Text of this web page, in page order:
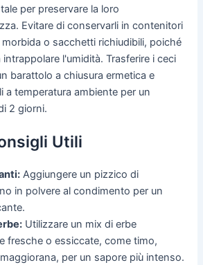
per preservare la loro
Evitare di conservarli in contenitori
o sacchetti richiudibili, poiché
l'umidità. Trasferire i ceci
barattolo a chiusura ermetica e
a temperatura ambiente per un
2 giorni.
Utili
Aggiungere un pizzico di
in polvere al condimento per un
Utilizzare un mix di erbe
fresche o essiccate, come timo,
per un sapore più intenso.